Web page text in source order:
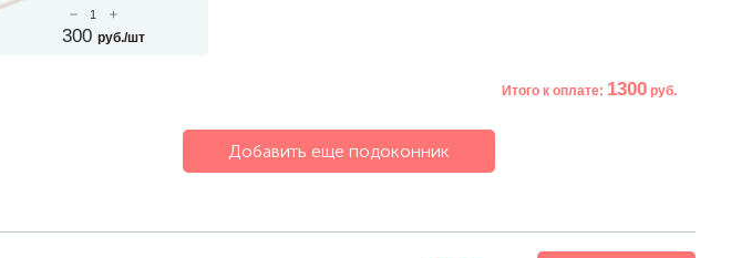
300 руб./шт
Итого к оплате: 1300 руб.
Добавить еще подоконник